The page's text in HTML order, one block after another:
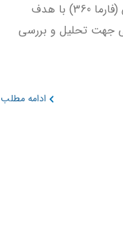
داشبورد تحلیلی آمارنامه دارویی ایران (فارما 360) با هدف
جهت تحلیل و بررسی
ادامه مطلب